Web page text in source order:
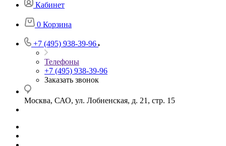
Кабинет
0 Корзина
+7 (495) 938-39-96
Телефоны
+7 (495) 938-39-96
Заказать звонок
Москва, САО, ул. Лобненская, д. 21, стр. 15